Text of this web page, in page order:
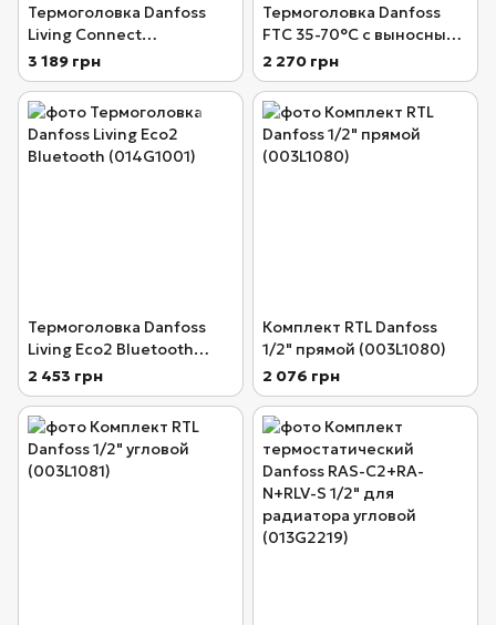
Термоголовка Danfoss
Living Connect
(014G0002)
3 189 грн
Термоголовка Danfoss
FTC 35-70°С с выносным
датчиком (013G5080)
2 270 грн
Термоголовка Danfoss
Living Eco2 Bluetooth
(014G1001)
2 453 грн
Комплект RTL Danfoss
1/2" прямой (003L1080)
2 076 грн